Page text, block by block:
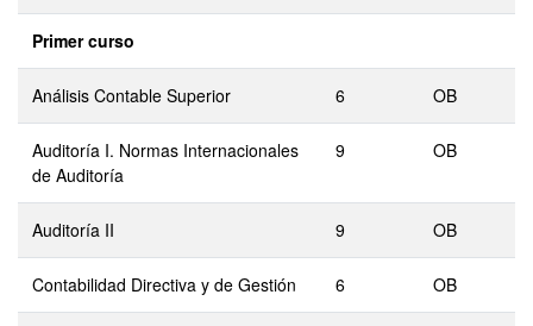
Primer curso
Análisis Contable Superior 6 OB
Auditoría I. Normas Internacionales
de Auditoría
9 OB
Auditoría II 9 OB
Contabilidad Directiva y de Gestión 6 OB